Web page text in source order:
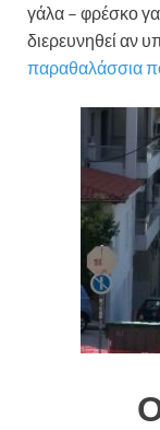
γάλα – φρέσκο
διερευνηθεί αν
παραθαλάσσια